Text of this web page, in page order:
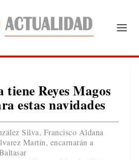
Reyes Magos
estas navidades
Silva, Francisco Aldana
Martín, encarnarán a